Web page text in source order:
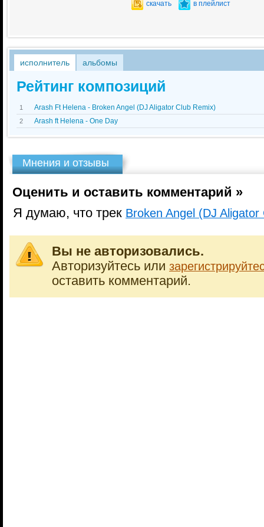
скачать в плейлист
исполнитель альбомы
Рейтинг композиций
1 Arash Ft Helena - Broken Angel (DJ Aligator Club Remix)
2 Arash ft Helena - One Day
Мнения и отзывы
Оценить и оставить комментарий »
Я думаю, что трек Broken Angel (DJ Aligator
Вы не авторизовались.
Авторизуйтесь или
оставить комментарий.